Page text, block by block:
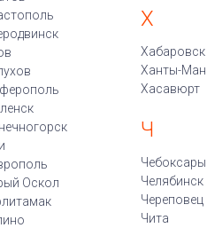
Оскол
Х
Хабаровск
Ханты-
Хасавюрт
Ч
Чебоксары
Челябинск
Череповец
Чита